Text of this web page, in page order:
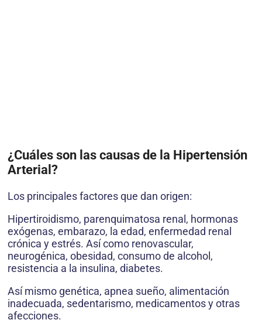
¿Cuáles son las causas de la Hipertensión
Arterial?
Los principales factores que dan origen:
Hipertiroidismo, parenquimatosa renal, hormonas
exógenas, embarazo, la edad, enfermedad renal
crónica y estrés. Así como renovascular,
neurogénica, obesidad, consumo de alcohol,
resistencia a la insulina, diabetes.
Así mismo genética, apnea sueño, alimentación
inadecuada, sedentarismo, medicamentos y otras
afecciones.